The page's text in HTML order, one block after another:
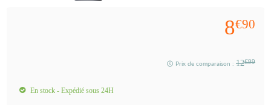
8€90
Prix de comparaison : 12€99
En stock - Expédié sous 24H